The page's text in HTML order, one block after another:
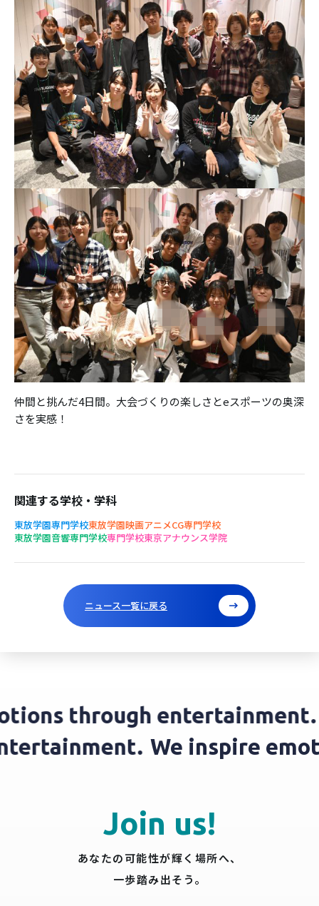
仲間と挑んだ4日間。大会づくりの楽しさとeスポーツの奥深
さを実感！
関連する学校・学科
東放学園専門学校東放学園映画アニメCG専門学校
東放学園音響専門学校専門学校東京アナウンス学院
ニュース一覧に戻る
through entertainment.
entertainment. We inspire
Join us!
あなたの可能性が輝く場所へ、
一歩踏み出そう。